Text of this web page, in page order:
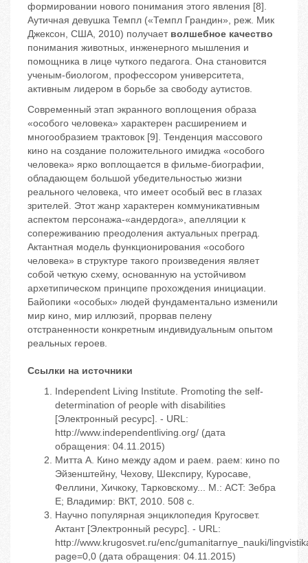
формировании нового понимания этого явления [8].
Аутичная девушка Темпл («Темпл Грандин», реж. Мик
Джексон, США, 2010) получает волшебное качество
понимания животных, инженерного мышления и
помощника в лице чуткого педагога. Она становится
ученым-биологом, профессором университета,
активным лидером в борьбе за свободу аутистов.
Современный этап экранного воплощения образа
«особого человека» характерен расширением и
многообразием трактовок [9]. Тенденция массового
кино на создание положительного имиджа «особого
человека» ярко воплощается в фильме-биографии,
обладающем большой убедительностью жизни
реального человека, что имеет особый вес в глазах
зрителей. Этот жанр характерен коммуникативным
аспектом персонажа-«андердога», апелляции к
сопереживанию преодоления актуальных преград.
Актантная модель функционирования «особого
человека» в структуре такого произведения являет
собой четкую схему, основанную на устойчивом
архетипическом принципе прохождения инициации.
Байопики «особых» людей фундаментально изменили
мир кино, мир иллюзий, прорвав пелену
отстраненности конкретным индивидуальным опытом
реальных героев.
Ссылки на источники
Independent Living Institute. Promoting the self-
determination of people with disabilities
[Электронный ресурс]. - URL:
http://www.independentliving.org/ (дата
обращения: 04.11.2015)
Митта А. Кино между адом и раем. раем: кино по
Эйзенштейну, Чехову, Шекспиру, Куросаве,
Феллини, Хичкоку, Тарковскому... М.: ACT: Зебра
Е; Владимир: ВКТ, 2010. 508 с.
Научно популярная энциклопедия Кругосвет.
Актант [Электронный ресурс]. - URL:
http://www.krugosvet.ru/enc/gumanitarnye_nauki/
page=0,0 (дата обращения: 04.11.2015)